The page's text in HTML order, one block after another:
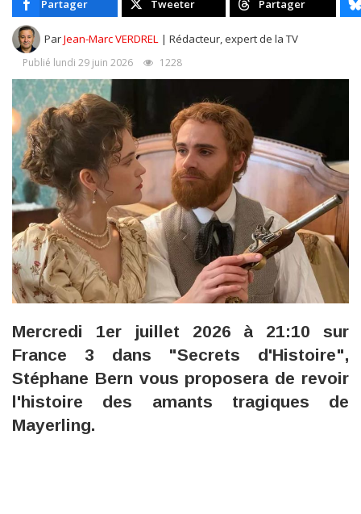
Partager Tweeter Partager
ParJean-Marc VERDREL | Rédacteur, expert de la TV
Publié lundi 29 juin 2026 1228
Mercredi 1er juillet 2026 à 21:10 sur
France 3 dans "Secrets d'Histoire",
Stéphane Bern vous proposera de revoir
l'histoire des amants tragiques de
Mayerling.